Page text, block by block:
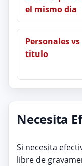
el mismo dia
Personales vs
titulo
Necesita
Si necesita
libre de